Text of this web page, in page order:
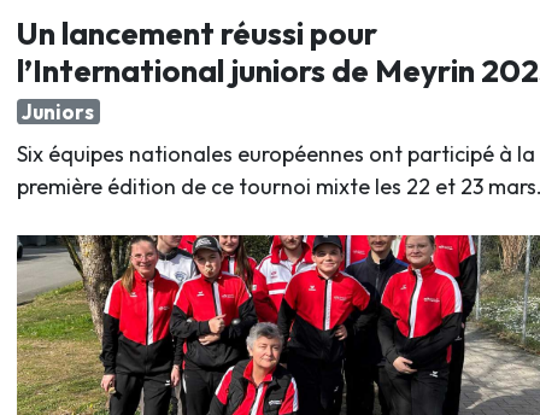
Un lancement réussi pour
l’International juniors de Meyrin
Juniors
Six équipes nationales européennes ont participé à la
première édition de ce tournoi mixte les 22 et 23